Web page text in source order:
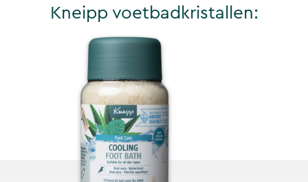
Kneipp voetbadkristallen: